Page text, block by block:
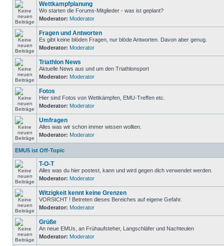
Wettkampfplanung
Wo starten die Forums-Mitglieder - was ist geplant?
Moderator: Moderator
Fragen und Antworten
Es gibt keine blöden Fragen, nur blöde Antworten. Davon aber genug.
Moderator: Moderator
Triathlon News
Aktuelle News aus und um den Triathlonsport
Moderator: Moderator
Fotos
Hier sind Fotos von Wettkämpfen, EMU-Treffen etc.
Moderator: Moderator
Umfragen
Alles was wir schon immer wissen wollten.
Moderator: Moderator
EMU5 ist Off-Topic
T-O-T
Alles was du hier postest, kann und wird gegen dich verwendet werden.
Moderator: Moderator
Witzigkeit kennt keine Grenzen
VORSICHT ! Betreten dieses Bereiches auf eigene Gefahr.
Moderator: Moderator
Grüße
An neue EMUs, an Frühaufsteher, Langschläfer und Nachteulen
Moderator: Moderator